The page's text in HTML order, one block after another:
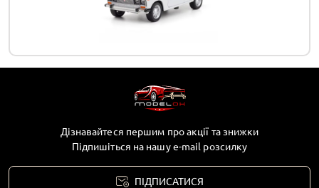
Дізнавайтеся першим про акції та знижки
Підпишіться на нашу e-mail розсилку
ПІДПИСАТИСЯ